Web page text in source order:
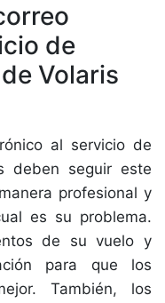
de
Volaris
al servicio de
deben seguir este
profesional y
es su problema.
de su vuelo y
para que los
También, los